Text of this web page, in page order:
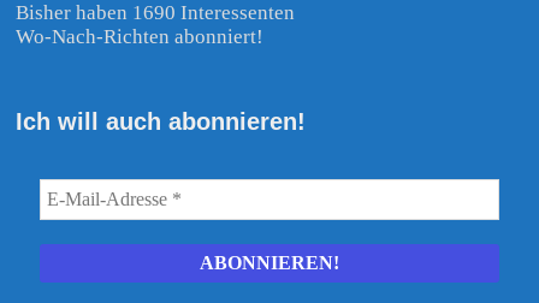
Bisher haben 1690 Interessenten
Wo-Nach-Richten abonniert!
Ich will auch abonnieren!